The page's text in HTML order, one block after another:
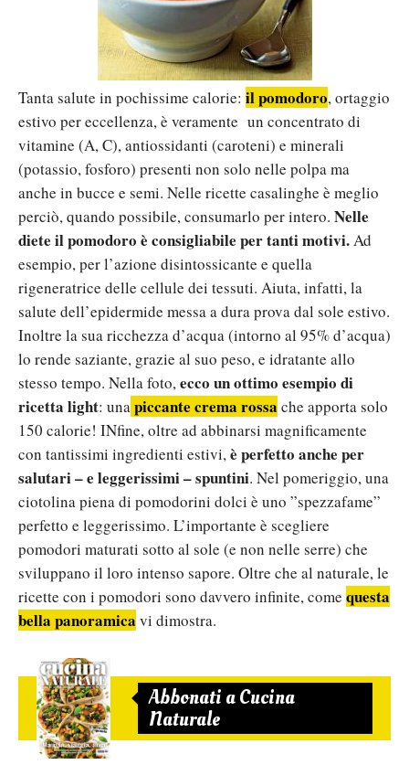
Tanta salute in pochissime calorie: il pomodoro, ortaggio
estivo per eccellenza, è veramente un concentrato di
vitamine (A, C), antiossidanti (caroteni) e minerali
(potassio, fosforo) presenti non solo nelle polpa ma
anche in bucce e semi. Nelle ricette casalinghe è meglio
perciò, quando possibile, consumarlo per intero. Nelle
diete il pomodoro è consigliabile per tanti motivi.Ad
esempio, per l’azione disintossicante e quella
rigeneratrice delle cellule dei tessuti. Aiuta, infatti, la
salute dell’epidermide messa a dura prova dal sole estivo.
Inoltre la sua ricchezza d’acqua (intorno al 95% d’acqua)
lo rende saziante, grazie al suo peso, e idratante allo
stesso tempo. Nella foto,ecco un ottimo esempio di
ricetta light: unapiccante crema rossa che apporta solo
150 calorie! INfine, oltre ad abbinarsi magnificamente
con tantissimi ingredienti estivi,è perfetto anche per
salutari – e leggerissimi – spuntini. Nel pomeriggio, una
ciotolina piena di pomodorini dolci è uno ”spezzafame”
perfetto e leggerissimo. L’importante è scegliere
pomodori maturati sotto al sole (e non nelle serre) che
sviluppano il loro intenso sapore. Oltre che al naturale, le
ricette con i pomodori sono davvero infinite, come questa
bella panoramica vi dimostra.
Abbonati a Cucina
Naturale